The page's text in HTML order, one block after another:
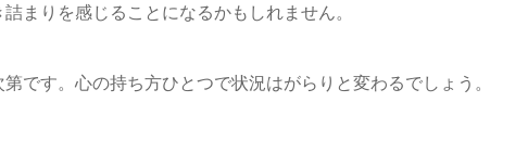
まりを感じることになるかもしれません。
です。心の持ち方ひとつで状況はがらりと変わるでしょう。